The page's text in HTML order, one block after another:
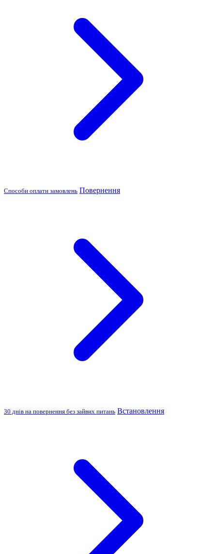
Способи оплати замовлень Повернення
30 днів на повернення без зайвих питань Встановлення